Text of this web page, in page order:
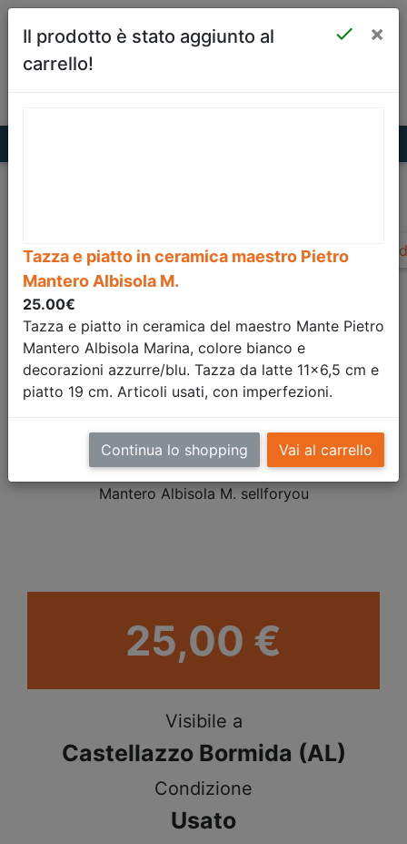
Sellforyouvende per te!
Il prodotto è stato aggiunto al
carrello!
 ×
Tazza e piatto in ceramica maestro Pietro
Mantero Albisola M.
25.00€
Tazza e piatto in ceramica del maestro Mante Pietro
Mantero Albisola Marina, colore bianco e
decorazioni azzurre/blu. Tazza da latte 11x6,5 cm e
piatto 19 cm. Articoli usati, con imperfezioni.
Continua lo shopping Vai al carrello
Tazza e piatto in
ceramica maestro
Pietro Mantero
Albisola M.
25,00 €
Visibile a
Castellazzo Bormida (AL)
Condizione
Usato